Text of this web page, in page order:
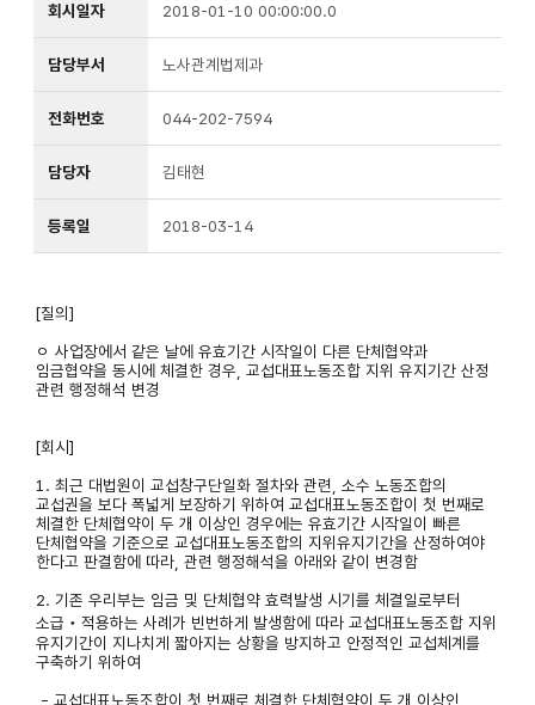
회시일자 2018-01-10 00:00:00.0
담당부서 노사관계법제과
전화번호 044-202-7594
담당자 김태현
등록일 2018-03-14